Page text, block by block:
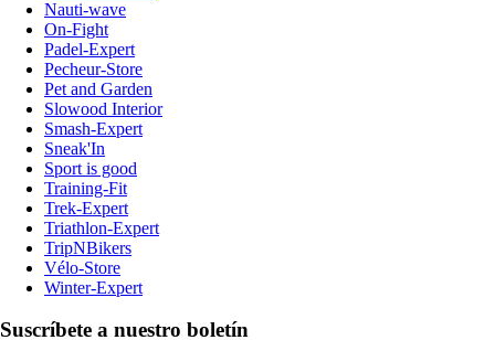
Nauti-wave
On-Fight
Padel-Expert
Pecheur-Store
Pet and Garden
Slowood Interior
Smash-Expert
Sneak'In
Sport is good
Training-Fit
Trek-Expert
Triathlon-Expert
TripNBikers
Vélo-Store
Winter-Expert
Suscríbete a nuestro boletín